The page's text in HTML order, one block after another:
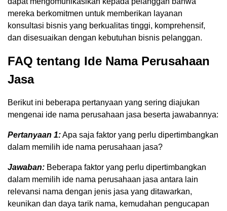
mereka berkomitmen untuk memberikan layanan
konsultasi bisnis yang berkualitas tinggi, komprehensif,
dan disesuaikan dengan kebutuhan bisnis pelanggan.
FAQ tentang Ide Nama Perusahaan
Jasa
Berikut ini beberapa pertanyaan yang sering diajukan
mengenai ide nama perusahaan jasa beserta jawabannya:
Pertanyaan 1:Apa saja faktor yang perlu dipertimbangkan
dalam memilih ide nama perusahaan jasa?
Jawaban: Beberapa faktor yang perlu dipertimbangkan
dalam memilih ide nama perusahaan jasa antara lain
relevansi nama dengan jenis jasa yang ditawarkan,
keunikan dan daya tarik nama, kemudahan pengucapan